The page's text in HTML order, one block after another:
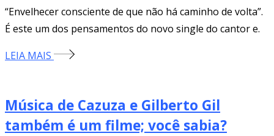
“Envelhecer consciente de que não há caminho de volta”.
É este um dos pensamentos do novo single do cantor e.
LEIA MAIS
Música de Cazuza e Gilberto Gil
também é um filme; você sabia?